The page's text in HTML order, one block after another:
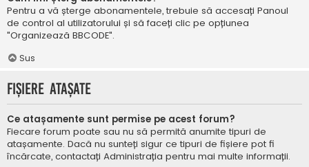
Pentru a vă șterge abonamentele, trebuie să accesați Panoul
de control al utilizatorului și să faceți clic pe opțiunea
"Organizează BBCODE".
Sus
Fișiere atașate
Ce atașamente sunt permise pe acest forum?
Fiecare forum poate sau nu să permită anumite tipuri de
atașamente. Dacă nu sunteți sigur ce tipuri de fișiere pot fi
încărcate, contactați Administrația pentru mai multe informații.